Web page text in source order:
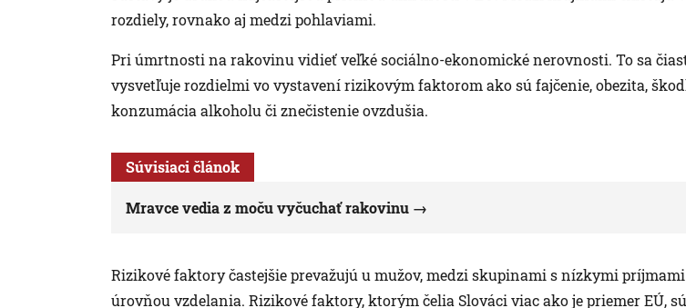
rozdiely, rovnako aj medzi pohlaviami.
Pri úmrtnosti na rakovinu vidieť veľké sociálno-ekonomické nerovnosti. To sa
vysvetľuje rozdielmi vo vystavení rizikovým faktorom ako sú fajčenie, obezita,
konzumácia alkoholu či znečistenie ovzdušia.
Súvisiaci článok
Mravce vedia z moču vyčuchať rakovinu
Rizikové faktory častejšie prevažujú u mužov, medzi skupinami s nízkymi
úrovňou vzdelania. Rizikové faktory, ktorým čelia Slováci viac ako je priemer EÚ,